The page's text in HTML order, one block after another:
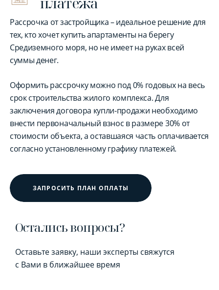
Рассрочка от застройщика – идеальное решение для
тех, кто хочет купить апартаменты на берегу
Средиземного моря, но не имеет на руках всей
суммы денег.
Оформить рассрочку можно под 0% годовых на весь
срок строительства жилого комплекса. Для
заключения договора купли-продажи необходимо
внести первоначальный взнос в размере 30% от
стоимости объекта, а оставшаяся часть оплачивается
согласно установленному графику платежей.
ЗАПРОСИТЬ ПЛАН ОПЛАТЫ
Остались вопросы?
Оставьте заявку, наши эксперты свяжутся
с Вами в ближайшее время